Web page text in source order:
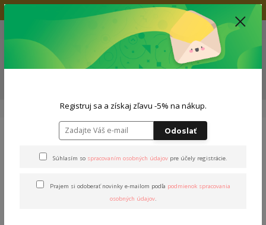
Doprava zadarmo nad 80€
0
0,00 EUR
Pánske tričká Tričko P. Stašák
Tričko P. Stašák
Registruj sa a získaj zľavu -5% na nákup.
Odoslať
Súhlasím so spracovaním osobných údajovpre účely registrácie.
Prajem si odoberať novinky e-mailom podľa podmienok spracovania
osobných údajov.